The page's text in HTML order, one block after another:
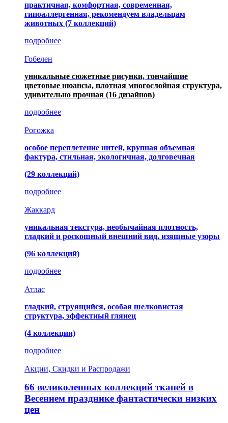
практичная, комфортная, современная,
гипоаллергенная, рекомендуем владельцам
животных (7 коллекций)
подробнее
Гобелен
уникальные сюжетные рисунки, тончайшие
цветовые нюансы, плотная многослойная структура,
удивительно прочная (16 дизайнов)
подробнее
Рогожка
особое переплетение нитей, крупная объемная
фактура, стильная, экологичная, долговечная
(29 коллекций)
подробнее
Жаккард
уникальная текстура, необычайная плотность,
гладкий и роскошный внешний вид, изящные узоры
(96 коллекций)
подробнее
Атлас
гладкий, струящийся, особая шелковистая
структура, эффектный глянец
(4 коллекции)
подробнее
Акции, Скидки и Распродажи
66 великолепных коллекций тканей в
Весеннем празднике фантастически низких
цен